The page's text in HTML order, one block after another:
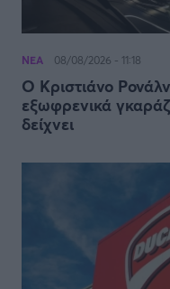
ΝΕΑ 08/08/2026 - 11:18
Ο Κριστιάνο
εξωφρενικά
δείχνει